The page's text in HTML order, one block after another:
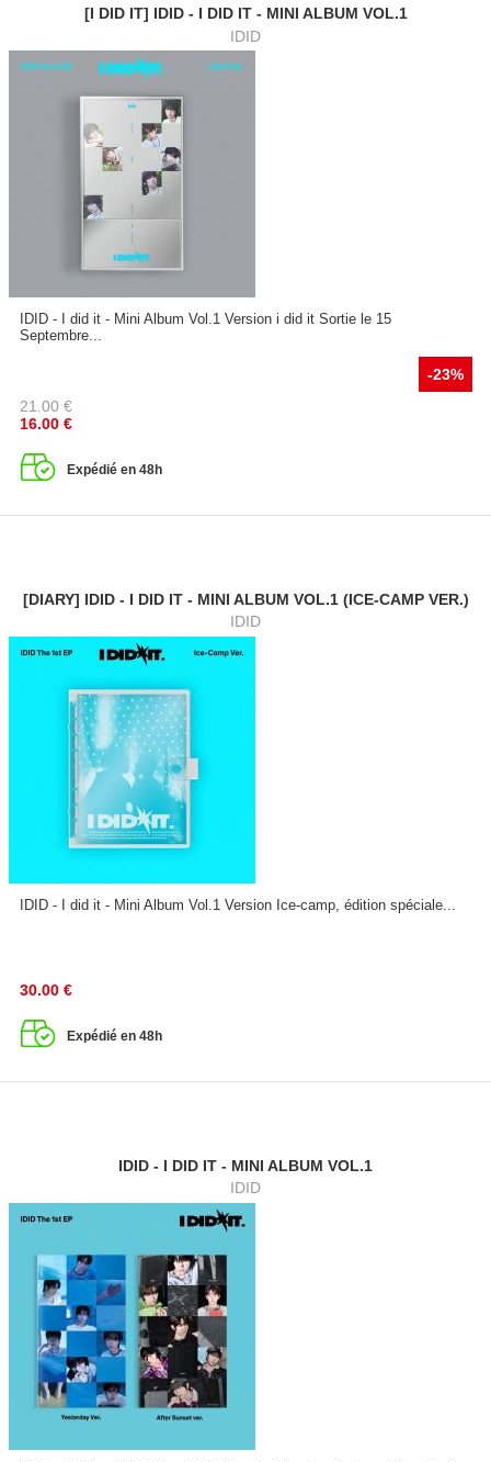
[I DID IT] IDID - I DID IT - MINI ALBUM VOL.1
IDID
IDID - I did it - Mini Album Vol.1 Version i did it Sortie le 15
Septembre...
-23%
21.00 €
16.00 €
Expédié en 48h
[DIARY] IDID - I DID IT - MINI ALBUM VOL.1 (ICE-CAMP VER.)
IDID
IDID - I did it - Mini Album Vol.1 Version Ice-camp, édition spéciale...
30.00 €
Expédié en 48h
IDID - I DID IT - MINI ALBUM VOL.1
IDID